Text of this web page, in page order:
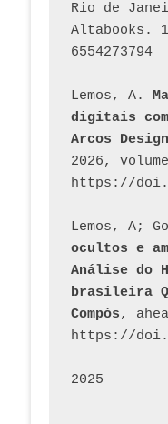
Rio de
Altabooks.
6554273794
Lemos, A.
digitais
Arcos Design
2026,
https://
Lemos, A;
ocultos e
Análise do
brasileira
Compós,
https://
2025